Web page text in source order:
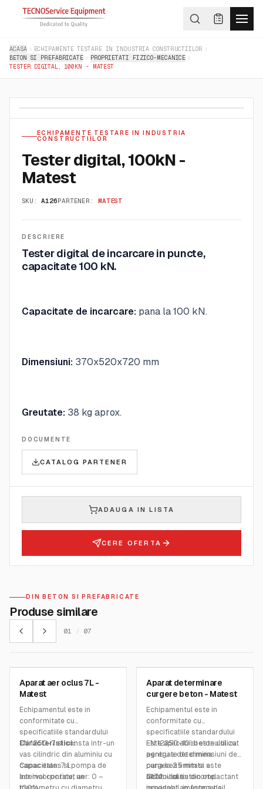
ACASA
ECHIPAMENTE TESTARE IN INDUSTRIA CONSTRUCTIILOR
BETON SI PREFABRICATE
PROPRIETATI FIZICO-MECANICE
TESTER DIGITAL, 100KN - MATEST
ECHIPAMENTE TESTARE IN INDUSTRIA
CONSTRUCTIILOR
Tester digital, 100kN -
Matest
SKU: A126PARTENER: MATEST
DESCRIERE
Tester digital de incarcare in puncte,
capacitate 100 kN.
Capacitate de incarcare: pana la 100 kN.
Dimensiuni: 370x520x720 mm
Greutate: 38 kg aprox.
DOCUMENTE
CATALOG PARTENER
ADAUGA IN LISTA
CERE OFERTA
DIN BETON SI PREFABRICATE
Produse similare
01 / 07
SKU:C198
Aparat aer oclus 7L -
Matest
Echipamentul este in
conformitate cu
specificatiile standardului
EN 1250-7 si consta intr-un
vas cilindric din aluminiu cu
capac etans si pompa de
aer incorporate, un
Caracteristici:
Capacitate: 7 L
Interval continut aer: 0 –
SKU:C172
Aparat determinare
curgere beton - Matest
Echipamentul este in
conformitate cu
specificatiile standardului
EN 12350-10 si este utilizat
pentru a determina
curgerea limitata a
betonului autocompactant
Este aplicabil betonului cu
agregate de dimensiuni de
pana la 25 mm si este
alcatuit din:
C172 – cutie din otel